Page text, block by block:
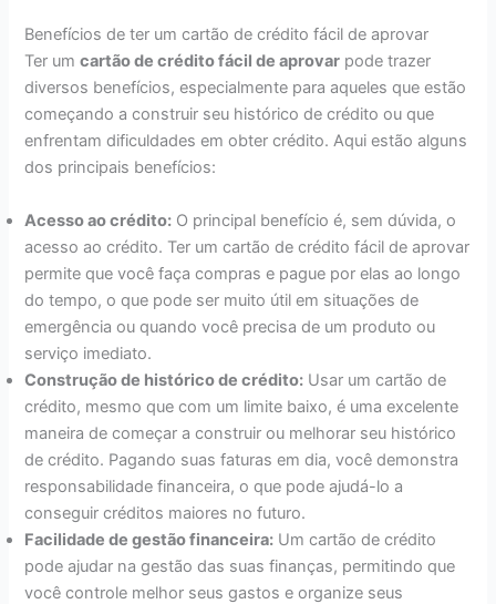
Benefícios de ter um cartão de crédito fácil de aprovar
Ter umcartão de crédito fácil de aprovar pode trazer
diversos benefícios, especialmente para aqueles que estão
começando a construir seu histórico de crédito ou que
enfrentam dificuldades em obter crédito. Aqui estão alguns
dos principais benefícios:
Acesso ao crédito: O principal benefício é, sem dúvida, o
acesso ao crédito. Ter um cartão de crédito fácil de aprovar
permite que você faça compras e pague por elas ao longo
do tempo, o que pode ser muito útil em situações de
emergência ou quando você precisa de um produto ou
serviço imediato.
Construção de histórico de crédito: Usar um cartão de
crédito, mesmo que com um limite baixo, é uma excelente
maneira de começar a construir ou melhorar seu histórico
de crédito. Pagando suas faturas em dia, você demonstra
responsabilidade financeira, o que pode ajudá-lo a
conseguir créditos maiores no futuro.
Facilidade de gestão financeira: Um cartão de crédito
pode ajudar na gestão das suas finanças, permitindo que
você controle melhor seus gastos e organize seus